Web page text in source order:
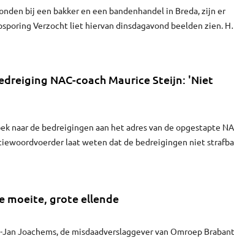
bij een bakker en een bandenhandel in Breda, zijn er
Verzocht liet hiervan dinsdagavond beelden zien.
NAC-coach Maurice Steijn: 'Niet
naar de bedreigingen aan het adres van de opgestapte
laat weten dat de bedreigingen niet
moeite, grote ellende
Joachems, de misdaadverslaggever van Omroep